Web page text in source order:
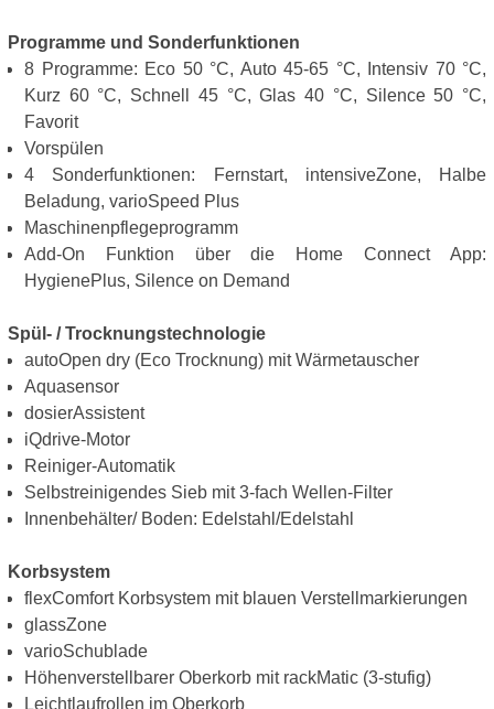
Programme und Sonderfunktionen
8 Programme: Eco 50 °C, Auto 45-65 °C, Intensiv 70 °C,
Kurz 60 °C, Schnell 45 °C, Glas 40 °C, Silence 50 °C,
Favorit
Vorspülen
4 Sonderfunktionen: Fernstart, intensiveZone, Halbe
Beladung, varioSpeed Plus
Maschinenpflegeprogramm
Add-On Funktion über die Home Connect App:
HygienePlus, Silence on Demand
Spül- / Trocknungstechnologie
autoOpen dry (Eco Trocknung) mit Wärmetauscher
Aquasensor
dosierAssistent
iQdrive-Motor
Reiniger-Automatik
Selbstreinigendes Sieb mit 3-fach Wellen-Filter
Innenbehälter/ Boden: Edelstahl/Edelstahl
Korbsystem
flexComfort Korbsystem mit blauen Verstellmarkierungen
glassZone
varioSchublade
Höhenverstellbarer Oberkorb mit rackMatic (3-stufig)
Leichtlaufrollen im Oberkorb